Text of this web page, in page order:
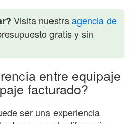
Visita nuestraagencia de
gratis y sin
entre equipaje
facturado?
ser una experiencia